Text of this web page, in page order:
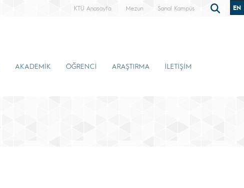
KTÜ Anasayfa Mezun Sanal Kampüs EN
AKADEMİK ÖĞRENCİ ARAŞTIRMA İLETİŞİM